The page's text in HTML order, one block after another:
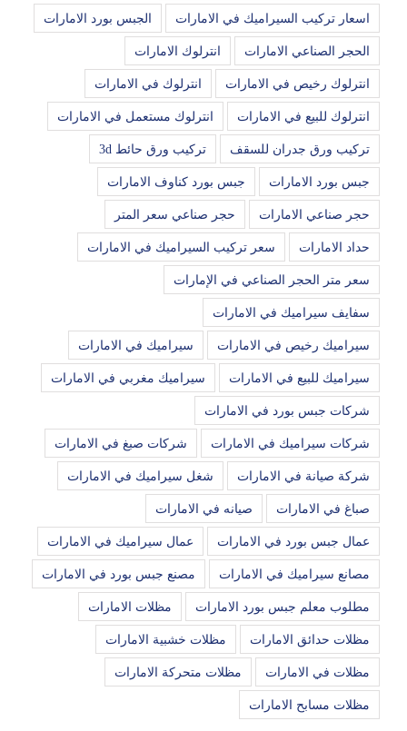
اسعار تركيب السيراميك في الامارات الجبس بورد الامارات
الحجر الصناعي الامارات انترلوك الامارات
انترلوك رخيص في الامارات انترلوك في الامارات
انترلوك للبيع في الامارات انترلوك مستعمل في الامارات
تركيب ورق جدران للسقف تركيب ورق حائط 3d
جبس بورد الامارات جبس بورد كناوف الامارات
حجر صناعي الامارات حجر صناعي سعر المتر
حداد الامارات سعر تركيب السيراميك في الامارات
سعر متر الحجر الصناعي في الإمارات
سفايف سيراميك في الامارات
سيراميك رخيص في الامارات سيراميك في الامارات
سيراميك للبيع في الامارات سيراميك مغربي في الامارات
شركات جبس بورد في الامارات
شركات سيراميك في الامارات شركات صبغ في الامارات
شركة صيانة في الامارات شغل سيراميك في الامارات
صباغ في الامارات صيانه في الامارات
عمال جبس بورد في الامارات عمال سيراميك في الامارات
مصانع سيراميك في الامارات مصنع جبس بورد في الامارات
مطلوب معلم جبس بورد الامارات مظلات الامارات
مظلات حدائق الامارات مظلات خشبية الامارات
مظلات في الامارات مظلات متحركة الامارات
مظلات مسابح الامارات